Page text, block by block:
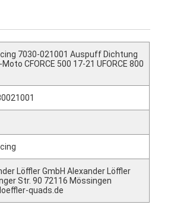
7030-021001 Auspuff Dichtung
CFORCE 500 17-21 UFORCE 800
Löffler GmbH Alexander Löffler
Str. 90 72116 Mössingen
quads.de